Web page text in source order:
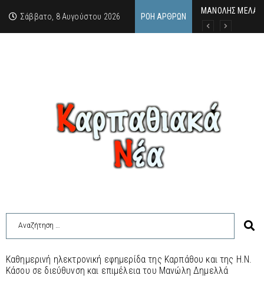
Σάββατο, 8 Αυγούστου 2026 ΡΟΉ ΆΡΘΡΩΝ
MΑΝΟΛΗΣ ΜΕΛΑΣ:
ΕΚΔΗΛΩΣΗ ΤΙΜΗΣ
Κάθε καλοκαίρι
Καθημερινή ηλεκτρονική εφημερίδα της Καρπάθου και της Η.Ν.
Κάσου σε διεύθυνση και επιμέλεια του Μανώλη Δημελλά